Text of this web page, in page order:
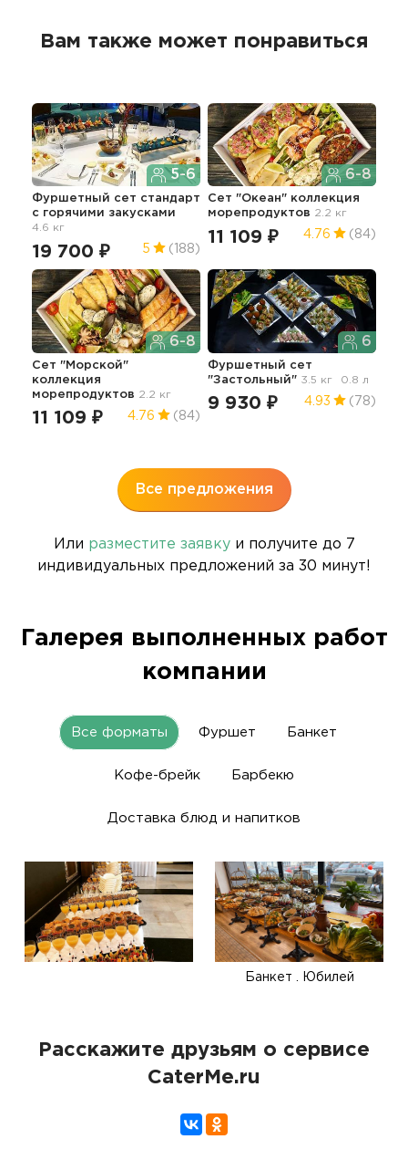
Вам также может понравиться
5-6
Фуршетный сет стандарт
с горячими закусками
4.6 кг
19 700 ₽ 5 (188)
6-8
Сет "Океан" коллекция
морепродуктов 2.2 кг
11 109 ₽ 4.76 (84)
6-8
Сет "Морской"
коллекция
морепродуктов 2.2 кг
11 109 ₽ 4.76 (84)
6
Фуршетный сет
"Застольный" 3.5 кг 0.8 л
9 930 ₽ 4.93 (78)
Все предложения
Или разместите заявкуи получите до 7
индивидуальных предложений за 30 минут!
Галерея выполненных работ
компании
Все форматы Фуршет Банкет
Кофе-брейк Барбекю
Доставка блюд и напитков
Банкет . Юбилей
Расскажите друзьям о сервисе
CaterMe.ru